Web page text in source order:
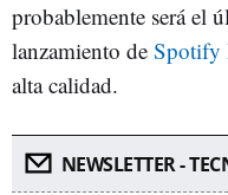
probablemente será el
lanzamiento de Spotify
alta calidad.
NEWSLETTER -